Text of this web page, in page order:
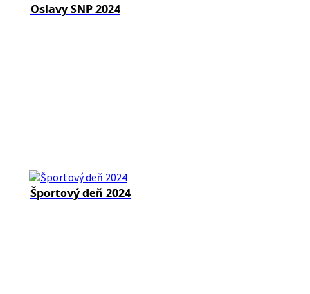
Oslavy SNP 2024
Športový deň 2024